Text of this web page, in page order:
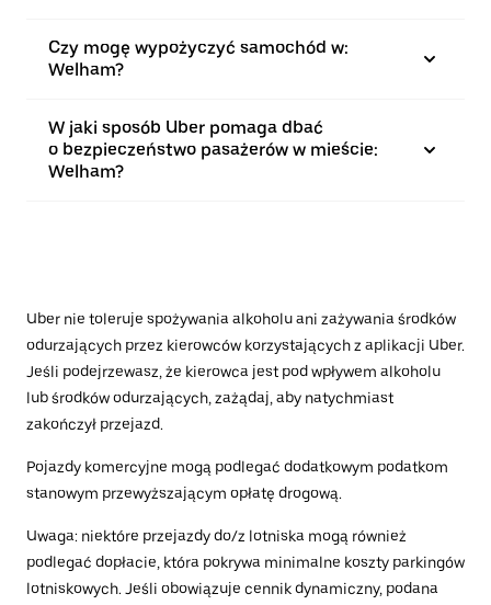
Czy mogę wypożyczyć samochód w:
Welham?
W jaki sposób Uber pomaga dbać
o bezpieczeństwo pasażerów w mieście:
Welham?
Uber nie toleruje spożywania alkoholu ani zażywania środków
odurzających przez kierowców korzystających z aplikacji Uber.
Jeśli podejrzewasz, że kierowca jest pod wpływem alkoholu
lub środków odurzających, zażądaj, aby natychmiast
zakończył przejazd.
Pojazdy komercyjne mogą podlegać dodatkowym podatkom
stanowym przewyższającym opłatę drogową.
Uwaga: niektóre przejazdy do/z lotniska mogą również
podlegać dopłacie, która pokrywa minimalne koszty parkingów
lotniskowych. Jeśli obowiązuje cennik dynamiczny, podana